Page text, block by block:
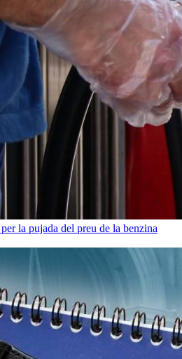
la pujada del preu de la benzina